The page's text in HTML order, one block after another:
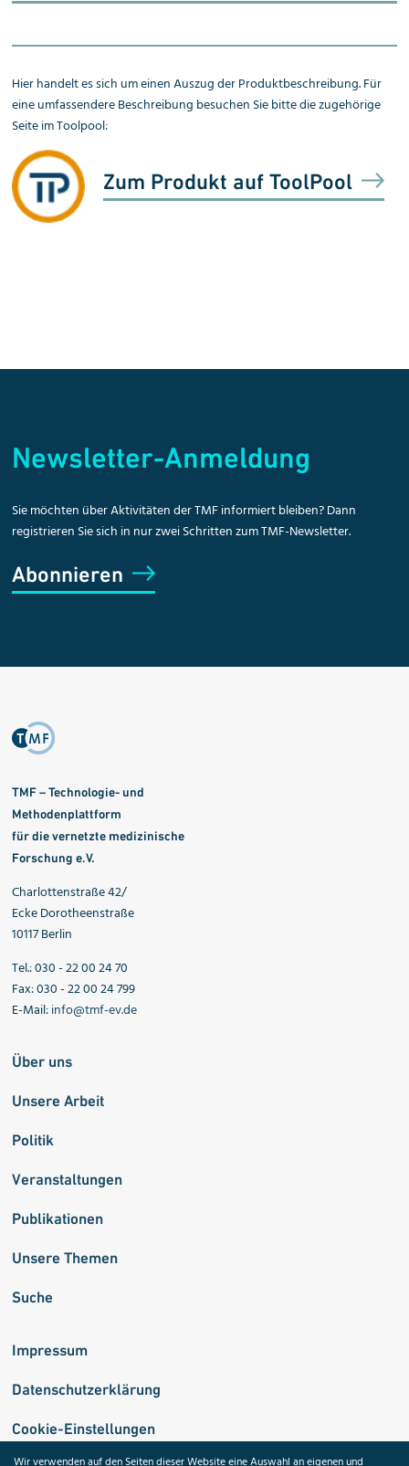
Hier handelt es sich um einen Auszug der Produktbeschreibung. Für
eine umfassendere Beschreibung besuchen Sie bitte die zugehörige
Seite im Toolpool:
Zum Produkt auf ToolPool
Newsletter-Anmeldung
Sie möchten über Aktivitäten der TMF informiert bleiben? Dann
registrieren Sie sich in nur zwei Schritten zum TMF-Newsletter.
Abonnieren
TMF – Technologie- und
Methodenplattform
für die vernetzte medizinische
Forschung e.V.
Charlottenstraße 42/
Ecke Dorotheenstraße
10117 Berlin
Tel.: 030 - 22 00 24 70
Fax: 030 - 22 00 24 799
E-Mail:info@tmf-ev.de
Über uns
Unsere Arbeit
Politik
Veranstaltungen
Publikationen
Unsere Themen
Suche
Impressum
Datenschutzerklärung
Cookie-Einstellungen
Wir verwenden auf den Seiten dieser Website eine Auswahl an eigenen und